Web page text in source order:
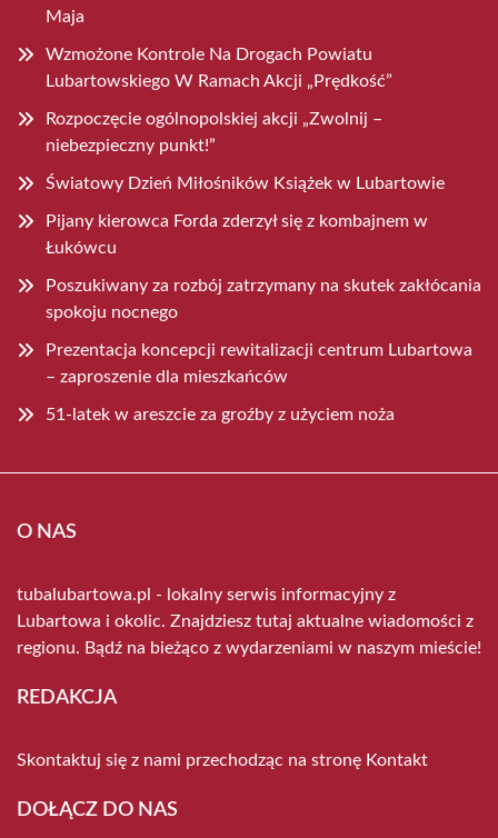
Maja
Wzmożone Kontrole Na Drogach Powiatu
Lubartowskiego W Ramach Akcji „Prędkość”
Rozpoczęcie ogólnopolskiej akcji „Zwolnij –
niebezpieczny punkt!”
Światowy Dzień Miłośników Książek w Lubartowie
Pijany kierowca Forda zderzył się z kombajnem w
Łukówcu
Poszukiwany za rozbój zatrzymany na skutek zakłócania
spokoju nocnego
Prezentacja koncepcji rewitalizacji centrum Lubartowa
– zaproszenie dla mieszkańców
51-latek w areszcie za groźby z użyciem noża
O NAS
tubalubartowa.pl - lokalny serwis informacyjny z
Lubartowa i okolic. Znajdziesz tutaj aktualne wiadomości z
regionu. Bądź na bieżąco z wydarzeniami w naszym mieście!
REDAKCJA
Skontaktuj się z nami przechodząc na stronę Kontakt
DOŁĄCZ DO NAS